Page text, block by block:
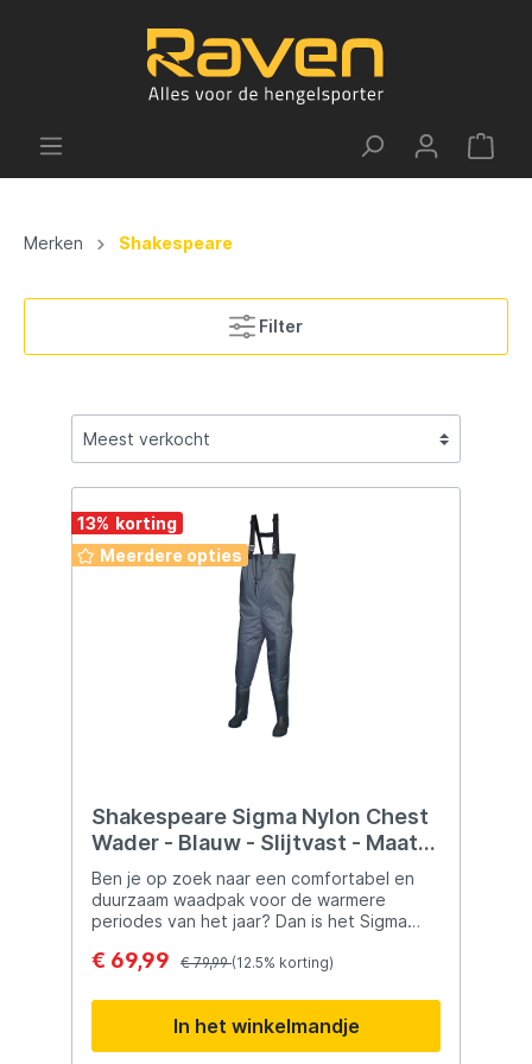
Merken Shakespeare
Filter
13%
Meerdere opties
Shakespeare Sigma Nylon Chest
Wader - Blauw - Slijtvast - Maat
44
Ben je op zoek naar een comfortabel en
duurzaam waadpak voor de warmere
periodes van het jaar? Dan is het Sigma
keuze voor jou! Met zijn dunne nylon
meer oververhit raken. De slijtvaste laarzen
en verstevigde zool zorgen voor een
langdurige levensduur. Dit waadpak is
€ 69,99 € 79,99(12.5% korting)
In het winkelmandje